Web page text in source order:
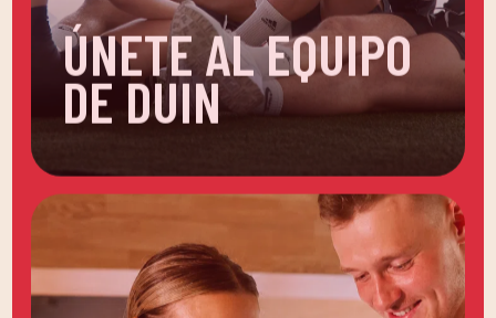
ÚNETE AL EQUIPO
DE DUIN